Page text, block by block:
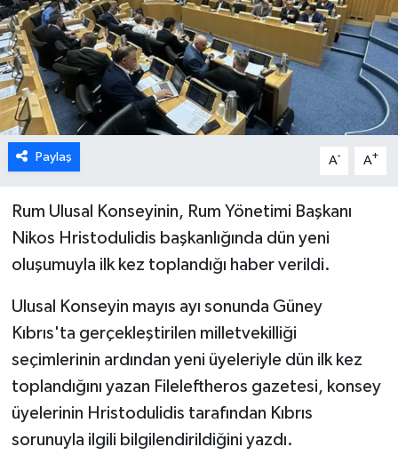
Paylaş A- A+
Rum Ulusal Konseyinin, Rum Yönetimi Başkanı
Nikos Hristodulidis başkanlığında dün yeni
oluşumuyla ilk kez toplandığı haber verildi.
Ulusal Konseyin mayıs ayı sonunda Güney
Kıbrıs'ta gerçekleştirilen milletvekilliği
seçimlerinin ardından yeni üyeleriyle dün ilk kez
toplandığını yazan Fileleftheros gazetesi, konsey
üyelerinin Hristodulidis tarafından Kıbrıs
sorunuyla ilgili bilgilendirildiğini yazdı.
GAZİMAĞUSA
GİRNE
GÜNDEM
GÜNEY KIBRIS
KÜLTÜR SANAT
LEFKOŞA
Nöbetçi Eczaneler